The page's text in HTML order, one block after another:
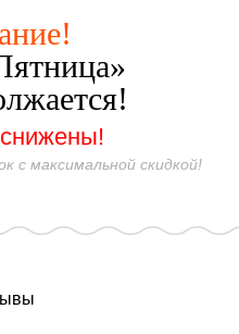
с максимальной скидкой!